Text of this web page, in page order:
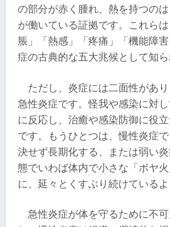
の部分が赤く腫れ、熱を持つの
が働いている証拠です。これら
脹」「熱感」「疼痛」「機能障
症の古典的な五大兆候として知ら
ただし、炎症には二面性があり
急性炎症です。怪我や感染に対
に反応し、治癒や感染防御に役立
です。もうひとつは、慢性炎症
決せず長期化する、または弱い
態でいわば体内で小さな「ボヤ
に、延々とくすぶり続けているよ
急性炎症が体を守るために不